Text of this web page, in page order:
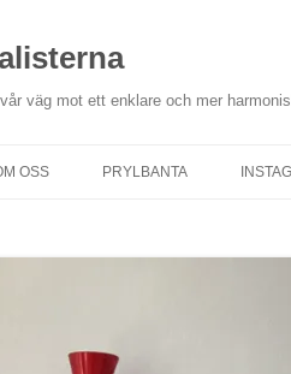
väg mot ett enklare och mer
OSS PRYLBANTA